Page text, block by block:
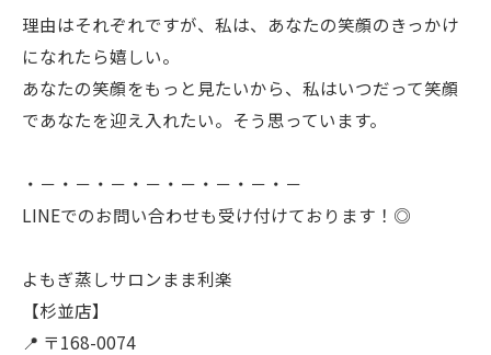
理由はそれぞれですが、私は、あなたの笑顔のきっかけ
になれたら嬉しい。
あなたの笑顔をもっと見たいから、私はいつだって笑顔
であなたを迎え入れたい。そう思っています。
・－・－・－・－・－・－・－・－
LINEでのお問い合わせも受け付けております！◎
よもぎ蒸しサロンまま利楽
【杉並店】
📍 〒168-0074